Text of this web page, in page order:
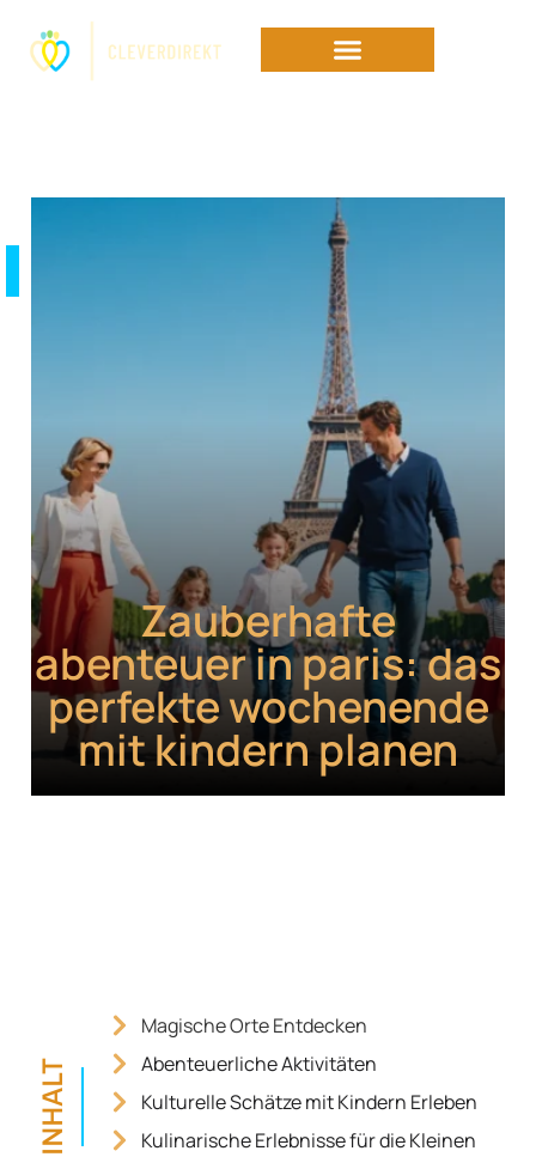
Zauberhafte
abenteuer in paris: das
perfekte wochenende
mit kindern planen
INHALT
Magische Orte Entdecken
Abenteuerliche Aktivitäten
Kulturelle Schätze mit Kindern Erleben
Kulinarische Erlebnisse für die Kleinen